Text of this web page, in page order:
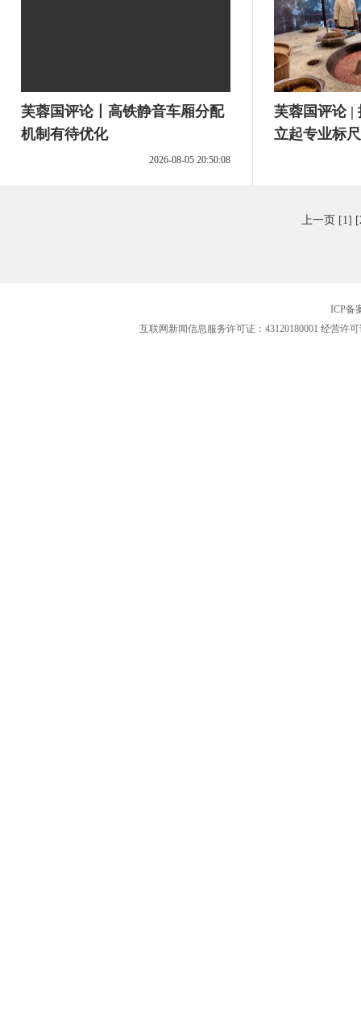
芙蓉国评论丨高铁静音车厢分配
机制有待优化
2026-08-05 20:50:08
芙蓉国评论 |
立起专业标尺
上一页 [1]
ICP备
互联网新闻信息服务许可证：43120180001 经营许可